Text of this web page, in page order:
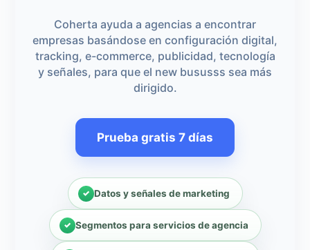
Coherta ayuda a agencias a encontrar
empresas basándose en configuración digital,
tracking, e-commerce, publicidad, tecnología
y señales, para que el new bususss sea más
dirigido.
Prueba gratis 7 días
Datos y señales de marketing
Segmentos para servicios de agencia